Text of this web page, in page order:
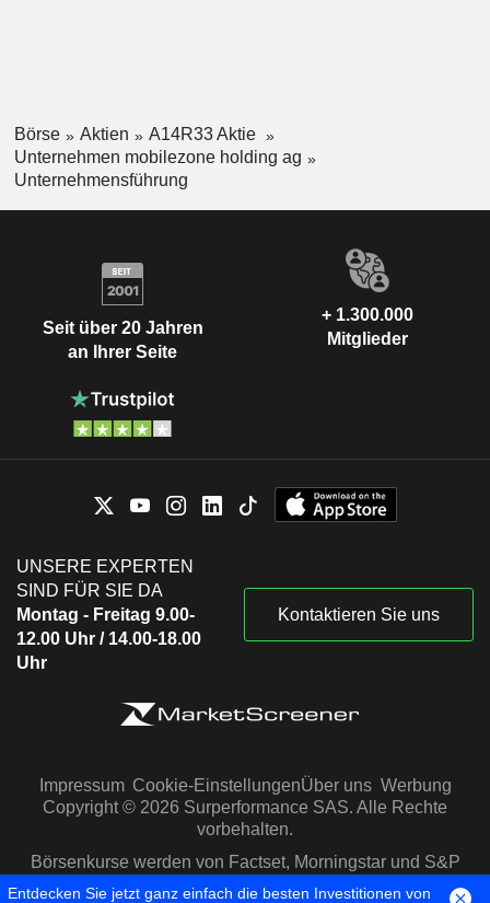
Börse Aktien
A14R33 Aktie
Unternehmen mobilezone holding ag
Unternehmensführung
Seit über 20 Jahren
an Ihrer Seite
+ 1.300.000
Mitglieder
UNSERE EXPERTEN
SIND FÜR SIE DA
Montag - Freitag 9.00-
12.00 Uhr / 14.00-18.00
Uhr
Kontaktieren Sie uns
Impressum Cookie-EinstellungenÜber uns Werbung
Copyright © 2026 Surperformance SAS. Alle Rechte
vorbehalten.
Börsenkurse werden von Factset, Morningstar und S&P
Capital IQ zur Verfügung gestellt
Entdecken Sie jetzt ganz einfach die besten Investitionen von